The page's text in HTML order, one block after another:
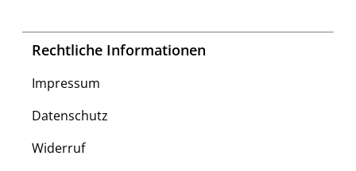
Rechtliche Informationen
Impressum
Datenschutz
Widerruf